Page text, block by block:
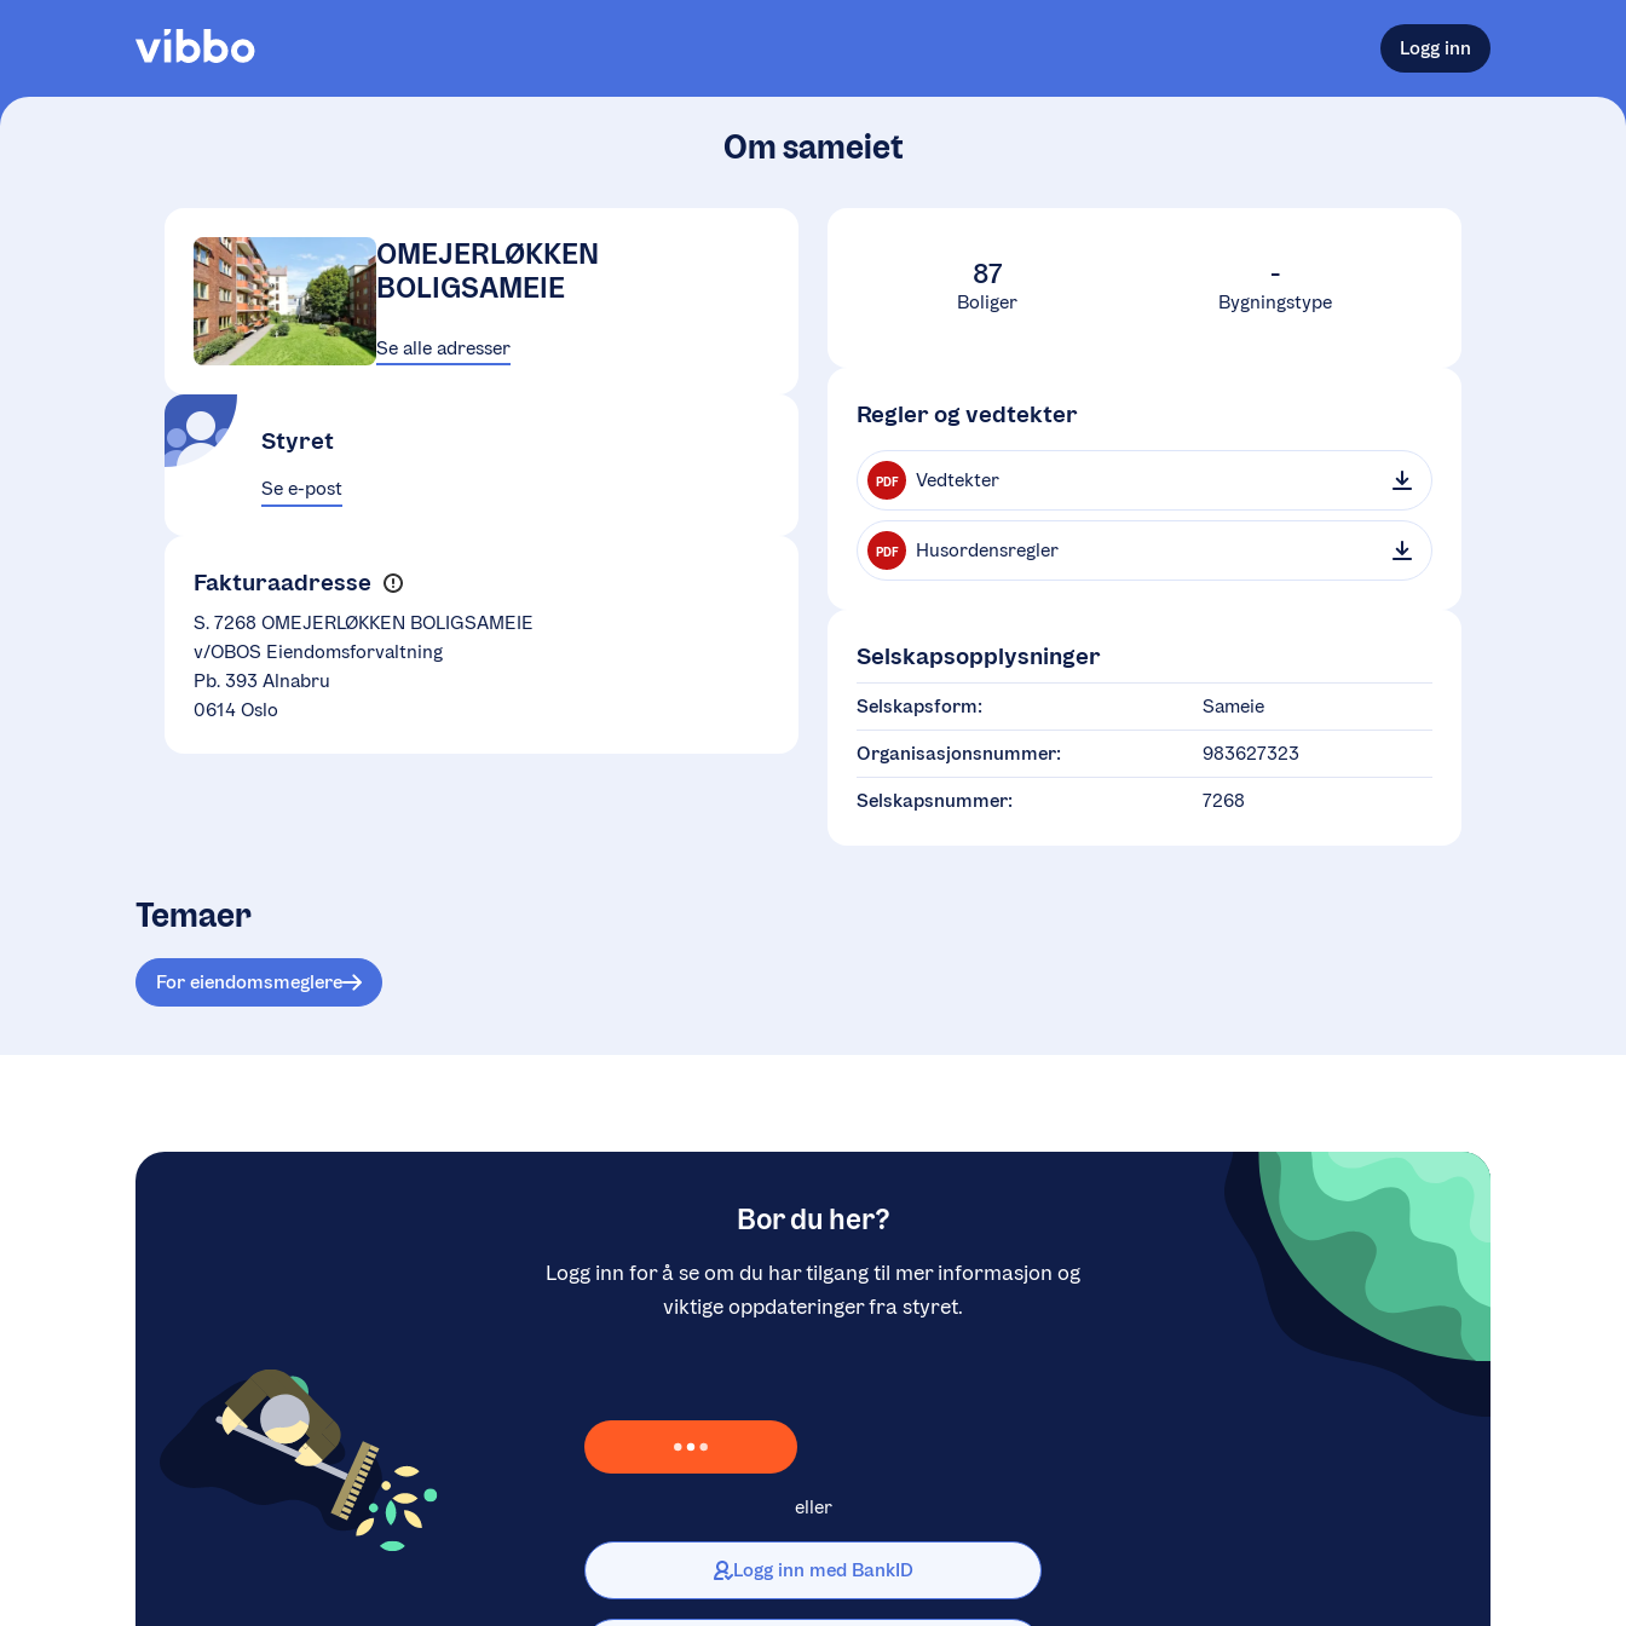
Logg inn
Om sameiet
OMEJERLØKKEN
BOLIGSAMEIE
Se alle adresser
Styret
Se e-post
Fakturaadresse
S. 7268 OMEJERLØKKEN BOLIGSAMEIE
v/OBOS Eiendomsforvaltning
Pb. 393 Alnabru
0614 Oslo
87
Boliger
-
Bygningstype
Regler og vedtekter
PDF Vedtekter
PDF Husordensregler
Selskapsopplysninger
Selskapsform: Sameie
Organisasjonsnummer: 983627323
Selskapsnummer: 7268
Temaer
For eiendomsmeglere
Bor du her?
Logg inn for å se om du har tilgang til mer informasjon og
viktige oppdateringer fra styret.
Laster inn Vipps …
eller
Logg inn med BankID